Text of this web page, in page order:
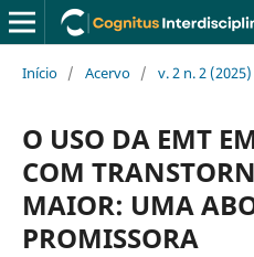
Início / Acervo / v. 2 n. 2 (2025)
O USO DA EMT
COM
MAIOR: UMA
PROMISSORA